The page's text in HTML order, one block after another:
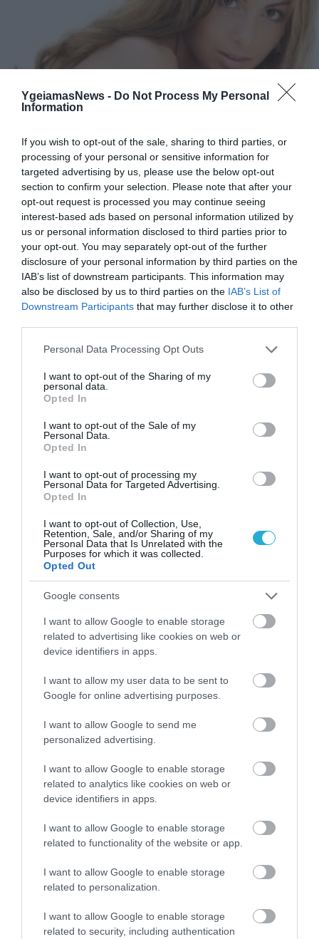
YgeiamasNews - Do Not Process My Personal
Information
If you wish to opt-out of the sale, sharing to third parties, or
processing of your personal or sensitive information for
targeted advertising by us, please use the below opt-out
section to confirm your selection. Please note that after your
opt-out request is processed you may continue seeing
interest-based ads based on personal information utilized by
us or personal information disclosed to third parties prior to
your opt-out. You may separately opt-out of the further
disclosure of your personal information by third parties on the
IAB’s list of downstream participants. This information may
also be disclosed by us to third parties on the IAB’s List of
Downstream Participants that may further disclose it to other
Please note that this website/app uses one or more Google
not limited to your visit or usage behaviour. You may click to
grant or deny consent to Google and its third-party tags to
use your data for below specified purposes in below Google
consent section.
Personal Data Processing Opt Outs
I want to opt-out of the Sharing of my
personal data.
Opted In
I want to opt-out of the Sale of my
Personal Data.
Opted In
I want to opt-out of processing my
Personal Data for Targeted Advertising.
Opted In
I want to opt-out of Collection, Use,
Retention, Sale, and/or Sharing of my
Personal Data that Is Unrelated with the
Purposes for which it was collected.
Opted Out
Google consents
I want to allow Google to enable storage
related to advertising like cookies on web or
device identifiers in apps.
I want to allow my user data to be sent to
Google for online advertising purposes.
I want to allow Google to send me
personalized advertising.
I want to allow Google to enable storage
related to analytics like cookies on web or
device identifiers in apps.
I want to allow Google to enable storage
related to functionality of the website or app.
I want to allow Google to enable storage
related to personalization.
I want to allow Google to enable storage
related to security, including authentication
Μάθετε τα πάντα για την ενδομητρίωση
H ενδομητρίωση συμβαίνει όταν ο ιστός ο οποίος
φυσιολογικά βρίσκεται μόνο μέσα στη μήτρα -το λεγόμενο και
ενδομήτριο- μπορεί να αναπτυχθεί για άγνωστο, δυστυχώς,
λόγο σε διαφορετικά μέρη του σώματος της γυναίκας, όπως
για παράδειγμα στις ωοθήκες στο περιτόναιο και αλλού. Σε
ακραίες περιπτώσεις έχουμε αντιμετωπίσει και ασθενείς που
είχαν εστίες ενδομητρίωσης, για παράδειγμα, στον […]
03.02.2014 18:03
Η ενδομήτρια ζωή καθορίζει την μελλοντική
Περιβαλλοντικοί παράγοντες στους οποίους εκτίθενται οι
έγκυοι αλλά και τα βρέφη, κατά την διάρκεια του πρώτου
προγραμματισμό των ενδοκυττάριων μηχανισμών, της
επικοινωνίας μεταξύ των κυττάρων και της ρύθμισης
μεταβολικών λειτουργιών. Αυτές οι «τροποποιήσεις» που
μπορεί να υποστεί το γενετικό μας υλικό, τα γονίδια μας,
φαίνεται να επηρεάζουν […]
14.01.2014 16:10
Ο γιος μου με έσωσε από τον καρκίνο!
Μια πρωτοποριακή επέμβαση σε νεαρή γυναίκα που
κυοφορούσε ταυτόχρονα ένα έμβρυο και έναν κακοήθη όγκο
έσωσε μητέρα και παιδί που απολαμβάνουν πλέον μια
καινούργια ζωή. Η επέμβαση έγινε στην Ελλάδα και είναι μόλις
μια όμορφη κοπέλα. Λατρεμένη κόρη της μητέρας της και
ερωτευμένη, η […]